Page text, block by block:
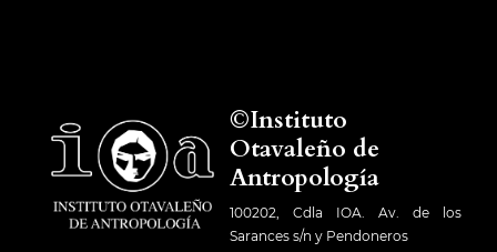
©Instituto
Otavaleño de
Antropología
100202, Cdla IOA. Av. de los
Sarances s/n y Pendoneros